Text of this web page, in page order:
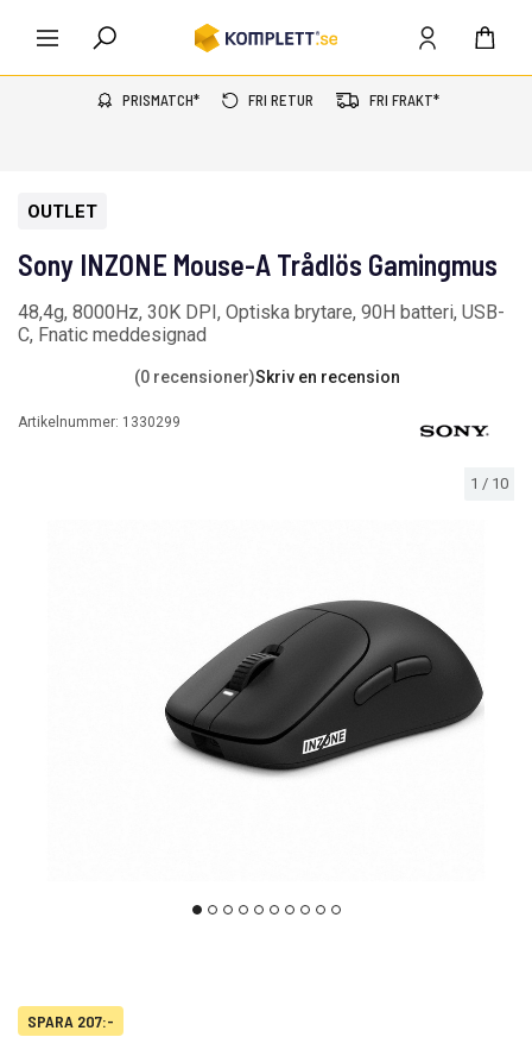
PRISMATCH* FRI RETUR FRI FRAKT*
1 / 10
OUTLET
Sony INZONE Mouse-A Trådlös Gamingmus
48,4g, 8000Hz, 30K DPI, Optiska brytare, 90H batteri, USB-
C, Fnatic meddesignad
(0 recensioner)Skriv en recension
Artikelnummer: 1330299
SPARA 207:-